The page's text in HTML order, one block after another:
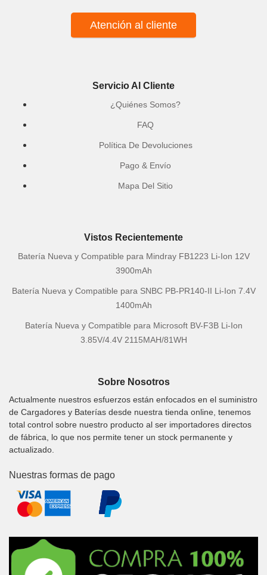
Atención al cliente
Servicio Al Cliente
¿Quiénes Somos?
FAQ
Política De Devoluciones
Pago & Envío
Mapa Del Sitio
Vistos Recientemente
Batería Nueva y Compatible para Mindray FB1223 Li-Ion 12V
3900mAh
Batería Nueva y Compatible para SNBC PB-PR140-II Li-Ion 7.4V
1400mAh
Batería Nueva y Compatible para Microsoft BV-F3B Li-Ion
3.85V/4.4V 2115MAH/81WH
Sobre Nosotros
Actualmente nuestros esfuerzos están enfocados en el suministro
de Cargadores y Baterías desde nuestra tienda online, tenemos
total control sobre nuestro producto al ser importadores directos
de fábrica, lo que nos permite tener un stock permanente y
actualizado.
Nuestras formas de pago